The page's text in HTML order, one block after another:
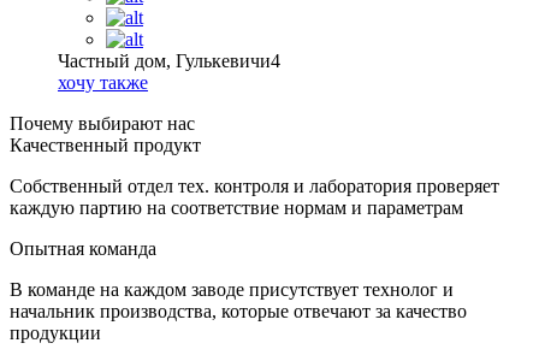
Частный дом, Гулькевичи4
хочу также
Почему выбирают нас
Качественный продукт
Собственный отдел тех. контроля и лаборатория проверяет
каждую партию на соответствие нормам и параметрам
Опытная команда
В команде на каждом заводе присутствует технолог и
начальник производства, которые отвечают за качество
продукции